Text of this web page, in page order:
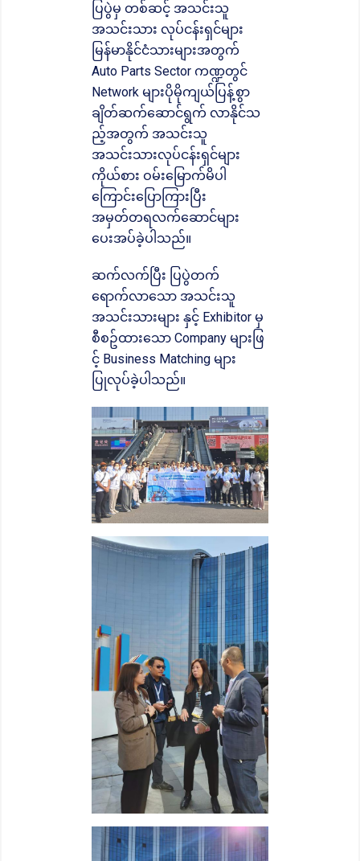
ပြပွဲမှ တစ်ဆင့် အသင်းသူ
အသင်းသား လုပ်ငန်းရှင်များ
မြန်မာနိုင်ငံသားများအတွက်
Auto Parts Sector ကဏ္ဍတွင်
Network များပိုမိုကျယ်ပြန့်စွာ
ချိတ်ဆက်ဆောင်ရွက် လာနိုင်သ
ည့်အတွက် အသင်းသူ
အသင်းသားလုပ်ငန်းရှင်များ
ကိုယ်စား ဝမ်းမြောက်မိပါ
ကြောင်းပြောကြားပြီး
အမှတ်တရလက်ဆောင်များ
ပေးအပ်ခဲ့ပါသည်။
ဆက်လက်ပြီး ပြပွဲတက်
ရောက်လာသော အသင်းသူ
အသင်းသားများ နှင့် Exhibitor မှ
စီစဥ်ထားသော Company များဖြ
င့် Business Matching များ
ပြုလုပ်ခဲ့ပါသည်။